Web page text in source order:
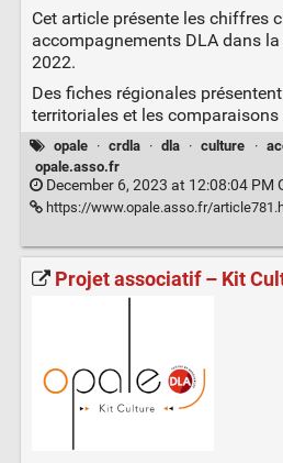
Cet article présente les chiffres
accompagnements DLA dans
2022.
Des fiches régionales
territoriales et les
opale · crdla · dla · culture ·
opale.asso.fr
December 6, 2023 at 12:08:04 PM
https://www.opale.asso.fr/
Projet associatif – Kit